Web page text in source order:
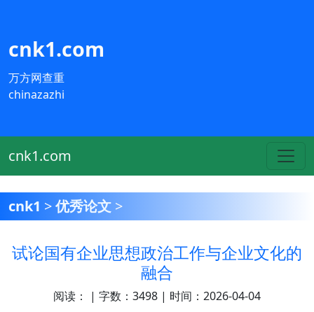
cnk1.com
万方网查重
chinazazhi
cnk1.com
cnk1 >优秀论文 >
试论国有企业思想政治工作与企业文化的
融合
阅读： | 字数：3498 | 时间：2026-04-04